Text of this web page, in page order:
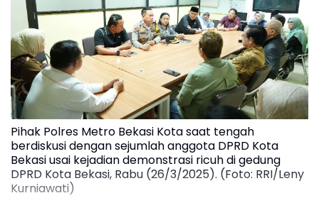
Pihak Polres Metro Bekasi Kota saat tengah
berdiskusi dengan sejumlah anggota DPRD Kota
Bekasi usai kejadian demonstrasi ricuh di gedung
DPRD Kota Bekasi, Rabu (26/3/2025). (Foto: RRI/Leny
Kurniawati)